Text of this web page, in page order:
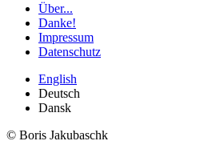
Über...
Danke!
Impressum
Datenschutz
English
Deutsch
Dansk
© Boris Jakubaschk